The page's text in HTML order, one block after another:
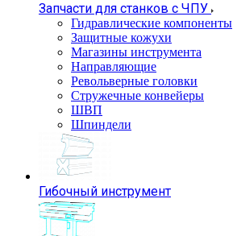
Запчасти для станков с ЧПУ
Гидравлические компоненты
Защитные кожухи
Магазины инструмента
Направляющие
Револьверные головки
Стружечные конвейеры
ШВП
Шпиндели
Гибочный инструмент